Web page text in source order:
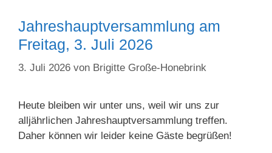
Jahreshauptversammlung am
Freitag, 3. Juli 2026
3. Juli 2026 von Brigitte Große-Honebrink
Heute bleiben wir unter uns, weil wir uns zur
alljährlichen Jahreshauptversammlung treffen.
Daher können wir leider keine Gäste begrüßen!